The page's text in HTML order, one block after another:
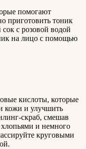
помогают
приготовить тоник
с розовой водой
на лицо с помощью
кислоты, которые
кожи и улучшить
скраб, смешав
и немного
круговыми